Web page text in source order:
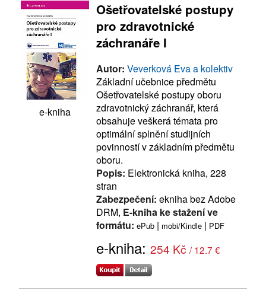
e-kniha
Ošetřovatelské postupy
pro zdravotnické
záchranáře I
Autor: Veverková Eva a kolektiv
Základní učebnice předmětu
Ošetřovatelské postupy oboru
zdravotnický záchranář, která
obsahuje veškerá témata pro
optimální splnění studijních
povinností v základním předmětu
oboru.
Popis: Elektronická kniha, 228
stran
Zabezpečení: ekniha bez Adobe
DRM, E-kniha ke stažení ve
formátu: ePub | mobi/Kindle | PDF
e-kniha: 254 Kč / 12.7 €